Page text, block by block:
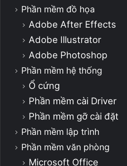
Phần mềm đồ họa
Adobe After Effects
Adobe Illustrator
Adobe Photoshop
Phần mềm hệ thống
Ổ cứng
Phần mềm cài Driver
Phần mềm gỡ cài đặt
Phần mềm lập trình
Phần mềm văn phòng
Microsoft Office